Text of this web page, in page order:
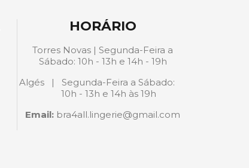
HORÁRIO
Torres Novas | Segunda-Feira a
Sábado: 10h - 13h e 14h - 19h
Algés | Segunda-Feira a Sábado:
10h - 13h e 14h às 19h
Email: bra4all.lingerie@gmail.com